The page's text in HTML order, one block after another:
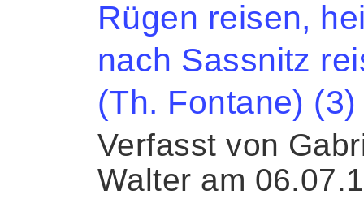
Rügen reisen,
nach Sassnitz
(Th. Fontane) (3)
Verfasst von
Walter am